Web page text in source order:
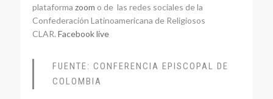
plataforma zoom o de las redes sociales de la
Confederación Latinoamericana de Religiosos
CLAR. Facebook live
FUENTE: CONFERENCIA EPISCOPAL DE
COLOMBIA